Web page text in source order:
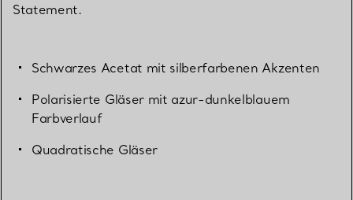
Statement.
Schwarzes Acetat mit silberfarbenen Akzenten
Polarisierte Gläser mit azur-dunkelblauem
Farbverlauf
Quadratische Gläser